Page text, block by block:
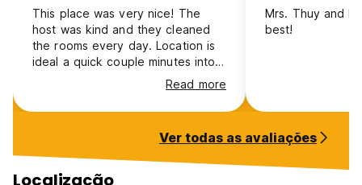
This place was very nice! The
host was kind and they cleaned
the rooms every day. Location is
ideal a quick couple minutes into
old town. Breakfast was yummy
however was not included/ cost
extra
Read more
Mrs. Thuy and
best!
Ver todas as avaliações
Localização